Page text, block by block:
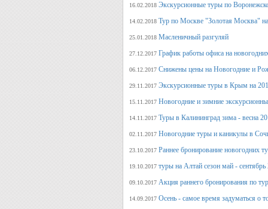
16.02.2018 Экскурсионные туры по
14.02.2018 Тур по Москве "Золотая Москва"
25.01.2018 Масленичный разгуляй
27.12.2017 График работы офиса на
06.12.2017 Снижены цены на Новогодние и
29.11.2017 Экскурсионные туры в Крым на
15.11.2017 Новогодние и зимние
14.11.2017 Туры в Калининград зима - весна
02.11.2017 Новогодние туры и каникулы в
23.10.2017 Раннее бронирование новогодних
19.10.2017 туры на Алтай сезон май - сентябрь
09.10.2017 Акция раннего бронирования по
14.09.2017 Осень - самое время задуматься о